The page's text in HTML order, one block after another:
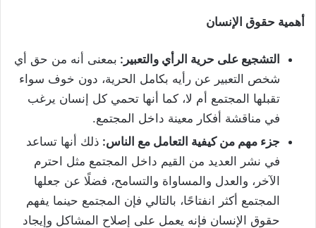
أهمية حقوق الإنسان
التشجيع على حرية الرأي والتعبير: بمعنى أنه من حق أي
شخص التعبير عن رأيه بكامل الحرية، دون خوف سواء
تقبلها المجتمع أم لا، كما أنها تحمي كل إنسان يرغب
في مناقشة أفكار معينة داخل المجتمع.
جزء مهم من كيفية التعامل مع الناس: ذلك أنها تساعد
في نشر العديد من القيم داخل المجتمع مثل احترم
الآخر، والعدل والمساواة والتسامح، فضلًا عن جعلها
المجتمع أكثر انفتاحًا، بالتالي فإن المجتمع حينما يفهم
حقوق الإنسان فإنه يعمل على إصلاح المشاكل وإيجاد